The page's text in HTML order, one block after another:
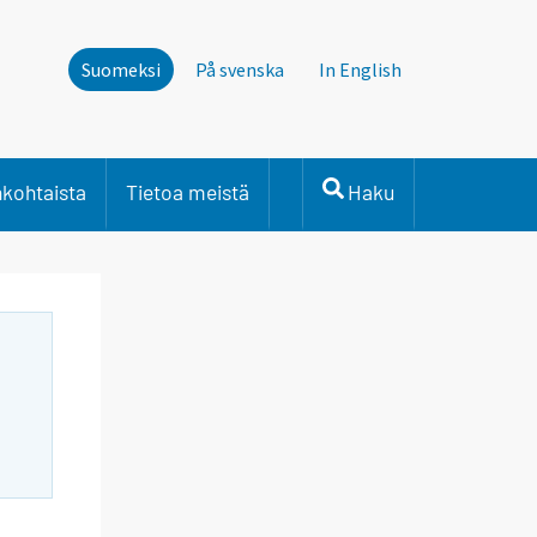
Suomeksi På svenska In English
Tietoa meistä Haku